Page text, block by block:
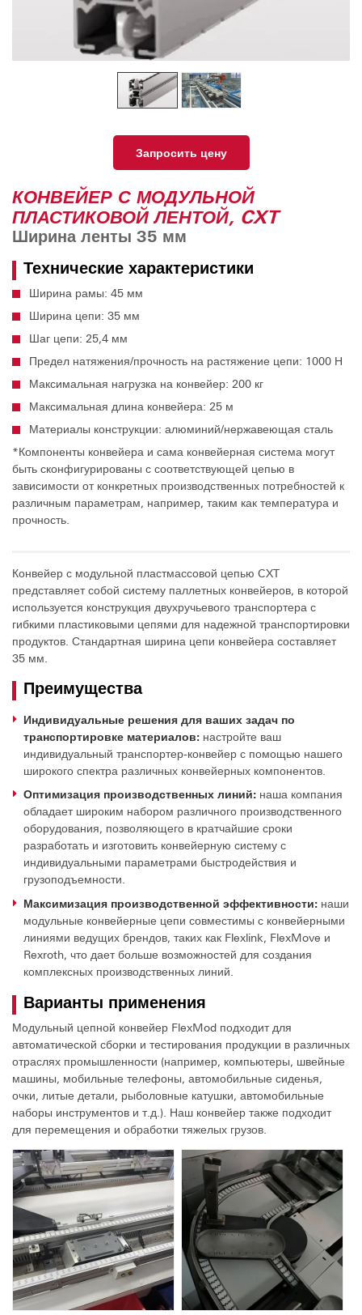
Запросить цену
КОНВЕЙЕР С МОДУЛЬНОЙ
ПЛАСТИКОВОЙ ЛЕНТОЙ, CXT
Ширина ленты 35 мм
Технические характеристики
Ширина рамы: 45 мм
Ширина цепи: 35 мм
Шаг цепи: 25,4 мм
Предел натяжения/прочность на растяжение цепи: 1000 Н
Максимальная нагрузка на конвейер: 200 кг
Максимальная длина конвейера: 25 м
Материалы конструкции: алюминий/нержавеющая сталь
*Компоненты конвейера и сама конвейерная система могут
быть сконфигурированы с соответствующей цепью в
зависимости от конкретных производственных потребностей к
различным параметрам, например, таким как температура и
прочность.
Конвейер с модульной пластмассовой цепью CXT
представляет собой систему паллетных конвейеров, в которой
используется конструкция двухручьевого транспортера с
гибкими пластиковыми цепями для надежной транспортировки
продуктов. Стандартная ширина цепи конвейера составляет
35 мм.
Преимущества
Индивидуальные решения для ваших задач по
транспортировке материалов: настройте ваш
индивидуальный транспортер-конвейер с помощью нашего
широкого спектра различных конвейерных компонентов.
Оптимизация производственных линий: наша компания
обладает широким набором различного производственного
оборудования, позволяющего в кратчайшие сроки
разработать и изготовить конвейерную систему с
индивидуальными параметрами быстродействия и
грузоподъемности.
Максимизация производственной эффективности: наши
модульные конвейерные цепи совместимы с конвейерными
линиями ведущих брендов, таких как Flexlink, FlexMove и
Rexroth, что дает больше возможностей для создания
комплексных производственных линий.
Варианты применения
Модульный цепной конвейер FlexMod подходит для
автоматической сборки и тестирования продукции в различных
отраслях промышленности (например, компьютеры, швейные
машины, мобильные телефоны, автомобильные сиденья,
очки, литые детали, рыболовные катушки, автомобильные
наборы инструментов и т.д.). Наш конвейер также подходит
для перемещения и обработки тяжелых грузов.